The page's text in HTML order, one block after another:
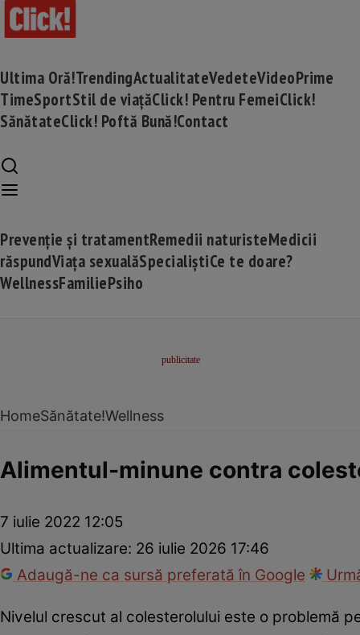
Ultima Oră!TrendingActualitateVedeteVideoPrime
TimeSportStil de viațăClick! Pentru FemeiClick!
SănătateClick! Poftă Bună!Contact
Prevenție și tratamentRemedii naturisteMedicii
răspundViața sexualăSpecialiștiCe te doare?
WellnessFamiliePsiho
HomeSănătate!Wellness
Alimentul-minune contra
7 iulie 2022 12:05
Ultima actualizare: 26 iulie 2026 17:46
Adaugă-ne ca sursă preferată în Google
Nivelul crescut al colesterolului este o problemă